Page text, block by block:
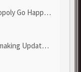
with Looney Tun...
Failed - Grab Bluep...